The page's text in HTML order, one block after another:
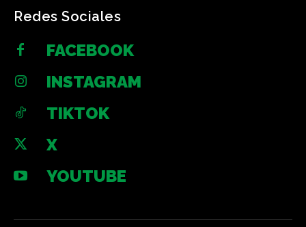
Redes Sociales
FACEBOOK
INSTAGRAM
TIKTOK
X
YOUTUBE